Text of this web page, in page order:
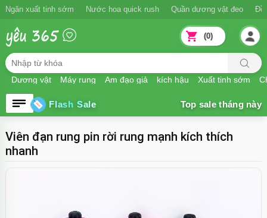
Ngăn xuất tinh sớm Nước hoa quick rush Quần dương vật đeo Đồ
Dương vật Máy rung Âm đạo giả kích hậu Xuất tinh sớm
(0)
Flash Sale
Viên đạn rung pin rời rung mạnh kích thích
nhanh